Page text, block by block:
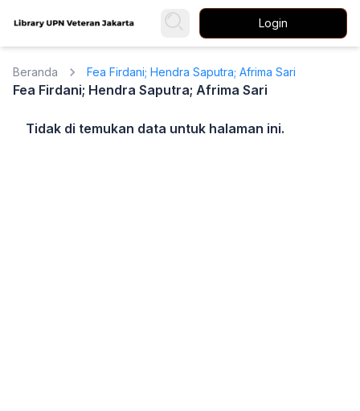
Login
Beranda Fea Firdani; Hendra Saputra; Afrima Sari
Fea Firdani; Hendra Saputra; Afrima Sari
Tidak di temukan data untuk halaman ini.